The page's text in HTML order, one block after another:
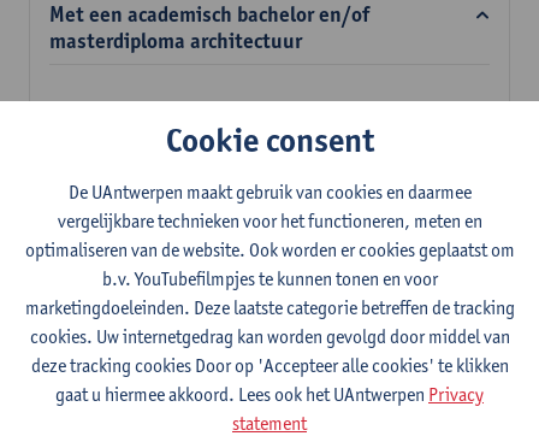
Met een academisch bachelor en/of
masterdiploma architectuur
Verplichte opleidingsonderdelen
Meubelconstructie en ergonomie
2E SEM
3studiepunten
Lesgever(s):
Inge Somers Ann Coen
Stefan Dherdt
Jan Jacobs
Mens en ruimte
2E SEM
3studiepunten
Lesgever(s):
Margo Annemans Gustaaf Cornelis
Cookie consent
De UAntwerpen maakt gebruik van cookies en daarmee
vergelijkbare technieken voor het functioneren, meten en
optimaliseren van de website. Ook worden er cookies geplaatst om
b.v. YouTubefilmpjes te kunnen tonen en voor
marketingdoeleinden. Deze laatste categorie betreffen de tracking
cookies. Uw internetgedrag kan worden gevolgd door middel van
deze tracking cookies Door op 'Accepteer alle cookies' te klikken
gaat u hiermee akkoord. Lees ook het UAntwerpen Privacy
statement